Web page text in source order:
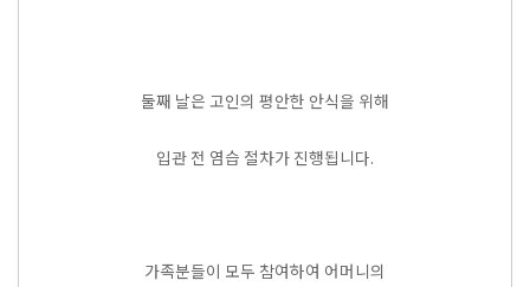
둘째 날은 고인의 평안한 안식을 위해
입관 전 염습 절차가 진행됩니다.
가족분들이 모두 참여하여 어머니의